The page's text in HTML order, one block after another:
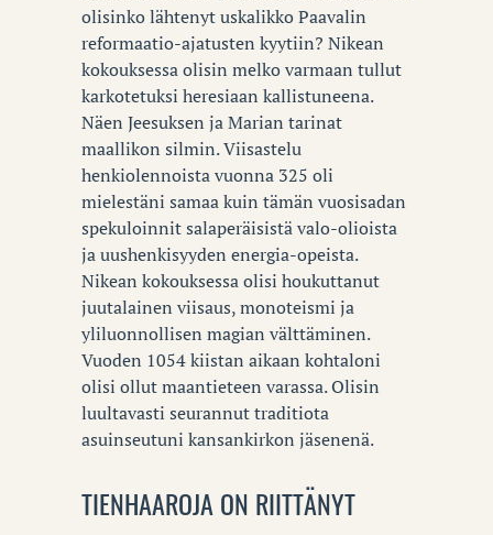
olisinko lähtenyt uskalikko Paavalin
reformaatio-ajatusten kyytiin? Nikean
kokouksessa olisin melko varmaan tullut
karkotetuksi heresiaan kallistuneena.
Näen Jeesuksen ja Marian tarinat
maallikon silmin. Viisastelu
henkiolennoista vuonna 325 oli
mielestäni samaa kuin tämän vuosisadan
spekuloinnit salaperäisistä valo-olioista
ja uushenkisyyden energia-opeista.
Nikean kokouksessa olisi houkuttanut
juutalainen viisaus, monoteismi ja
yliluonnollisen magian välttäminen.
Vuoden 1054 kiistan aikaan kohtaloni
olisi ollut maantieteen varassa. Olisin
luultavasti seurannut traditiota
asuinseutuni kansankirkon jäsenenä.
TIENHAAROJA ON RIITTÄNYT